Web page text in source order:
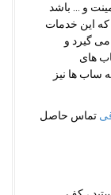
و … باشد
که این خدمات
گیرد و
های
ها نیز
تماس حاصل